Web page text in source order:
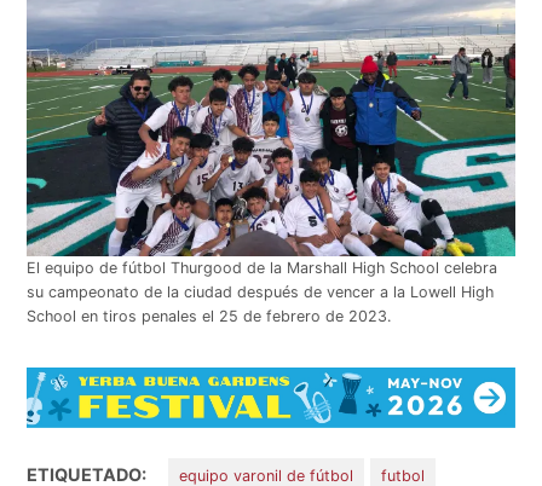
El equipo de fútbol Thurgood de la Marshall High School celebra
su campeonato de la ciudad después de vencer a la Lowell High
School en tiros penales el 25 de febrero de 2023.
ETIQUETADO: equipo varonil de fútbol futbol